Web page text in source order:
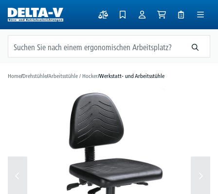
springen
Home/Drehstühle/Arbeitsstühle / Hocker/Werkstatt- und Arbeitsstühle